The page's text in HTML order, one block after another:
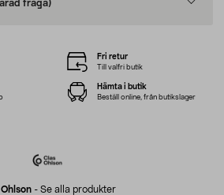
fråga)
- Se alla produkter
Fri retur
Till valfri butik
Hämta i butik
Beställ online, från butikslager